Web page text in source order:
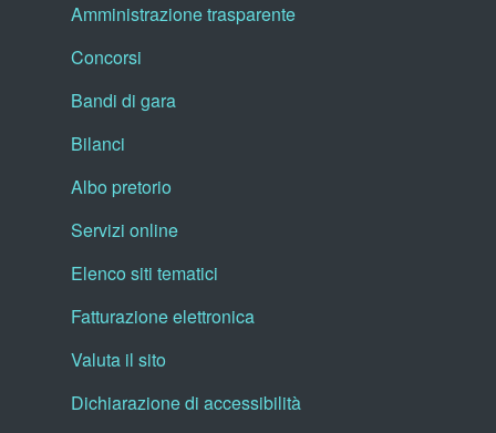
Amministrazione trasparente
Concorsi
Bandi di gara
Bilanci
Albo pretorio
Servizi online
Elenco siti tematici
Fatturazione elettronica
Valuta il sito
Dichiarazione di accessibilità